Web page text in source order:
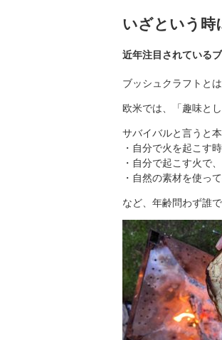
いざという時
近年注目されている
ブッシュクラフトと
欧米では、「趣味と
サバイバルと言うと
・自分で火を起こす
・自分で起こす火で
・自然の素材を使っ
など、年齢問わず誰